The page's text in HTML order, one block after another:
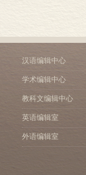
汉语编辑中心
学术编辑中心
教科文编辑中心
英语编辑室
外语编辑室